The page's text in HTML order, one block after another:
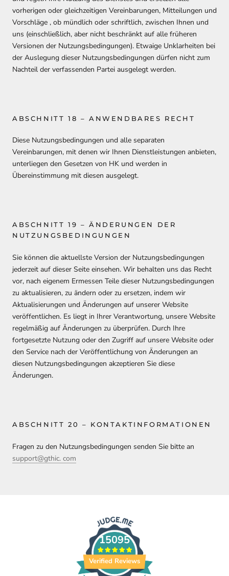
vorherigen oder gleichzeitigen Vereinbarungen, Mitteilungen und
Vorschläge , ob mündlich oder schriftlich, zwischen Ihnen und
uns (einschließlich, aber nicht beschränkt auf alle früheren
Versionen der Nutzungsbedingungen). Etwaige Unklarheiten bei
der Auslegung dieser Nutzungsbedingungen dürfen nicht zum
Nachteil der verfassenden Partei ausgelegt werden.
ABSCHNITT 18 – ANWENDBARES RECHT
Diese Nutzungsbedingungen und alle separaten
Vereinbarungen, mit denen wir Ihnen Dienstleistungen anbieten,
unterliegen den Gesetzen von HK und werden in
Übereinstimmung mit diesen ausgelegt.
ABSCHNITT 19 – ÄNDERUNGEN DER
NUTZUNGSBEDINGUNGEN
Sie können die aktuellste Version der Nutzungsbedingungen
jederzeit auf dieser Seite einsehen. Wir behalten uns das Recht
vor, nach eigenem Ermessen Teile dieser Nutzungsbedingungen
zu aktualisieren, zu ändern oder zu ersetzen, indem wir
Aktualisierungen und Änderungen auf unserer Website
veröffentlichen. Es liegt in Ihrer Verantwortung, unsere Website
regelmäßig auf Änderungen zu überprüfen. Durch Ihre
fortgesetzte Nutzung oder den Zugriff auf unsere Website oder
den Service nach der Veröffentlichung von Änderungen an
diesen Nutzungsbedingungen akzeptieren Sie diese
Änderungen.
ABSCHNITT 20 – KONTAKTINFORMATIONEN
Fragen zu den Nutzungsbedingungen senden Sie bitte an
support@gthic. com
15095
Verified Reviews